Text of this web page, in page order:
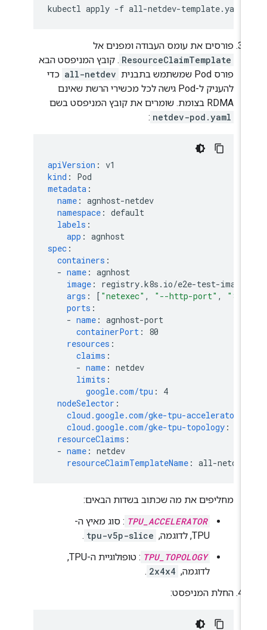
kubectl apply -f
פורסים את עומס העבודה ומפנים אל
ResourceClaimTemplate . קובץ המניפסט הבא
פורס Pod שמשתמש בתבנית
all-netdev כדי
להעניק ל-Pod גישה לכל מכשירי הרשת שאינם
RDMA בצומת. שומרים את קובץ המניפסט בשם
netdev-pod.yaml
:
apiVersion:
kind:
metadata
name: agnhost-netdev
namespace: default
labels
app: agnhost
spec
containers
- name: agnhost
image: registry.k8s.io/e2e-test-
args: ["netexec", "--http-port"
ports
- name: agnhost-port
containerPort:
resources
claims
- name: netdev
limits
google.com/tpu
nodeSelector
cloud.google.com/gke-tpu-accelerator
cloud.google.com/gke-tpu-topology
resourceClaims
- name: netdev
resourceClaimTemplateName: all-netdev
מחליפים את מה שכתוב בשדות הבאים:
TPU_ACCELERATOR
: סוג מאיץ ה-
TPU, לדוגמה,
tpu-v5p-slice
.
TPU_TOPOLOGY
: טופולוגיית ה-TPU,
לדוגמה, 2x4x4
.
החלת המניפסט: